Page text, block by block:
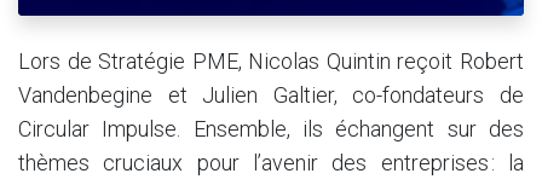
Lors de Stratégie PME, Nicolas Quintin reçoit Robert
Vandenbegine et Julien Galtier, co-fondateurs de
Circular Impulse. Ensemble, ils échangent sur des
thèmes cruciaux pour l’avenir des entreprises : la